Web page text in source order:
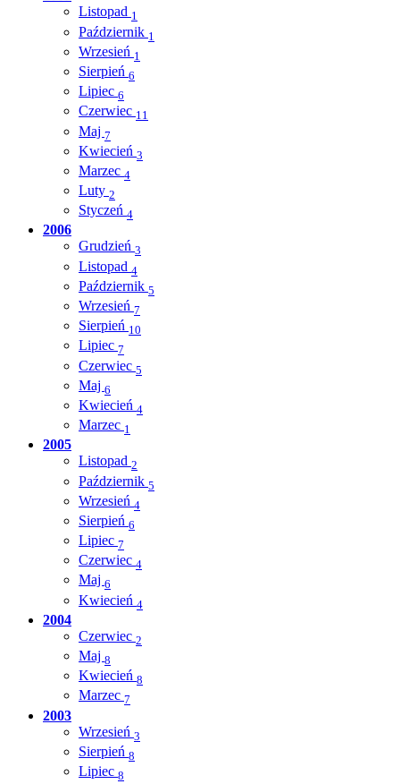
Listopad 1
Październik 1
Wrzesień 1
Sierpień 6
Lipiec 6
Czerwiec 11
Maj 7
Kwiecień 3
Marzec 4
Luty 2
Styczeń 4
2006
Grudzień 3
Listopad 4
Październik 5
Wrzesień 7
Sierpień 10
Lipiec 7
Czerwiec 5
Maj 6
Kwiecień 4
Marzec 1
2005
Listopad 2
Październik 5
Wrzesień 4
Sierpień 6
Lipiec 7
Czerwiec 4
Maj 6
Kwiecień 4
2004
Czerwiec 2
Maj 8
Kwiecień 8
Marzec 7
2003
Wrzesień 3
Sierpień 8
Lipiec 8